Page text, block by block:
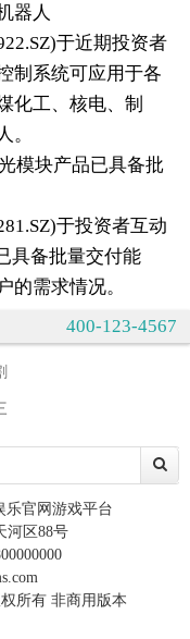
器人
于近期投资者
制系统可应用于各
化工、核电、制
。
模块产品已具备批
于投资者互动
具备批量交付能
的需求情况。
400-123-4567
乐官网游戏平台
河区88号
所有 非商用版本